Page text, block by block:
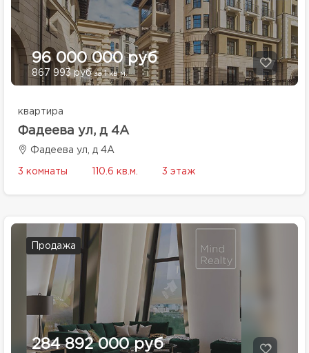
96 000 000 руб
867 993 рубза 1 кв.м.
квартира
Фадеева ул, д 4А
Фадеева ул, д 4А
3 комнаты 110.6 кв.м. 3 этаж
Продажа
284 892 000 руб